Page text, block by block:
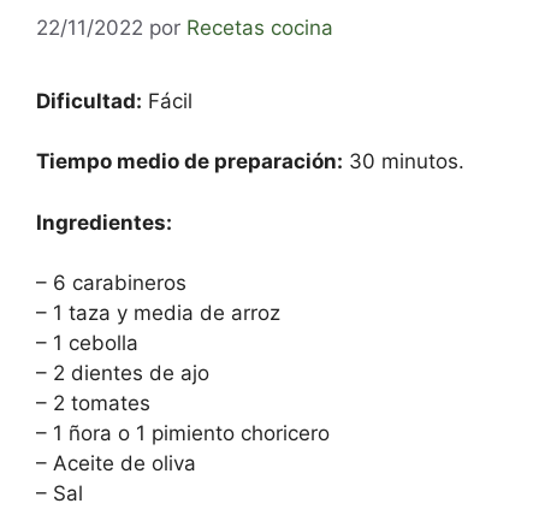
22/11/2022 por Recetas cocina
Dificultad: Fácil
Tiempo medio de preparación: 30 minutos.
Ingredientes:
– 6 carabineros
– 1 taza y media de arroz
– 1 cebolla
– 2 dientes de ajo
– 2 tomates
– 1 ñora o 1 pimiento choricero
– Aceite de oliva
– Sal